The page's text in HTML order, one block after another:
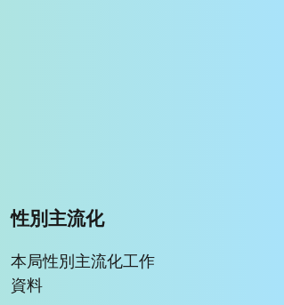
性別主流化
本局性別主流化工作
資料